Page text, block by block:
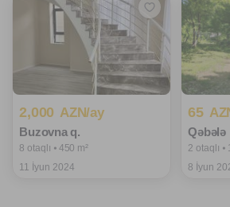
2,000 AZN/ay
Buzovna q.
8 otaqlı ⦁ 450 m²
11 İyun 2024
65
Qəbələ
2 otaqlı ⦁
8 İyun